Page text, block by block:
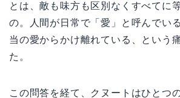
とは、敵も味方も区別なくすべてに
の。人間が日常で「愛」と呼んでい
当の愛からかけ離れている、という
た。
この問答を経て、クヌートはひとつ